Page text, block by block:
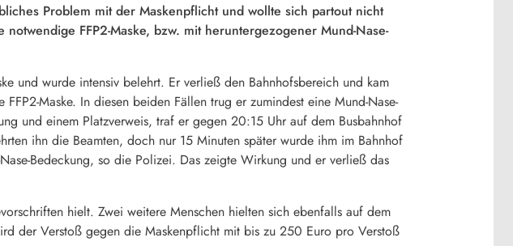
Problem mit der Maskenpflicht und wollte sich partout nicht
FFP2-Maske, bzw. mit heruntergezogener Mund-Nase-
und wurde intensiv belehrt. Er verließ den Bahnhofsbereich und kam
Maske. In diesen beiden Fällen trug er zumindest eine Mund-Nase-
und einem Platzverweis, traf er gegen 20:15 Uhr auf dem Busbahnhof
ihn die Beamten, doch nur 15 Minuten später wurde ihm im Bahnhof
Bedeckung, so die Polizei. Das zeigte Wirkung und er verließ das
hielt. Zwei weitere Menschen hielten sich ebenfalls auf dem
der Verstoß gegen die Maskenpflicht mit bis zu 250 Euro pro Verstoß